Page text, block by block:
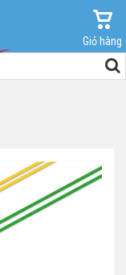
Giỏ hàng